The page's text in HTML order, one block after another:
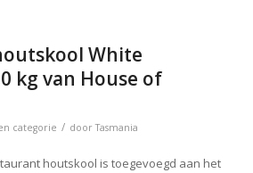
White
kg van House of
categorie / doorTasmania
houtskool is toegevoegd aan het